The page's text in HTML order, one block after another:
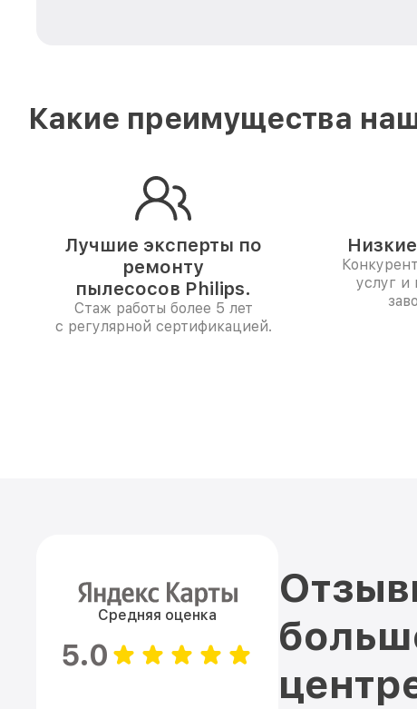
Какие преимущества
Лучшие эксперты по
ремонту
пылесосов Philips.
Стаж работы более 5 лет
с регулярной сертификацией.
услуг и
Средняя оценка
5.0